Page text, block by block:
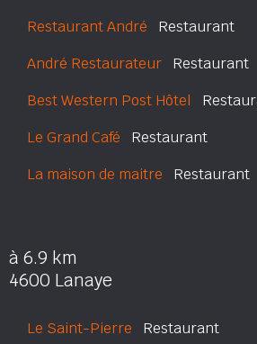
Restaurant André Restaurant
André Restaurateur Restaurant
Best Western Post Hôtel
Le Grand Café Restaurant
La maison de maitre Restaurant
à 6.9 km
4600 Lanaye
Le Saint-Pierre Restaurant